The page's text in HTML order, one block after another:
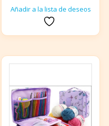
Añadir a la lista de deseos